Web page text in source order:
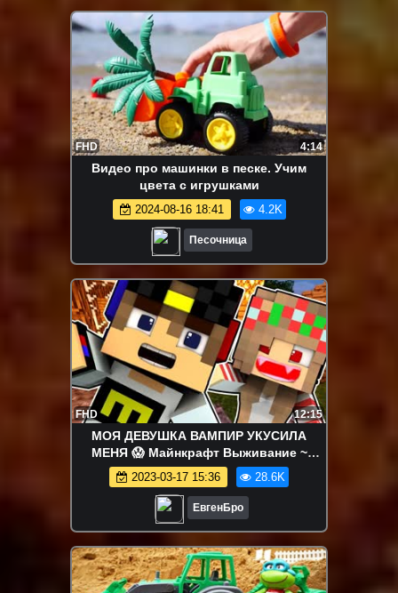
FHD 4:14
Видео про машинки в песке. Учим
цвета с игрушками
2024-08-16 18:41 4.2K
Песочница
FHD 12:15
МОЯ ДЕВУШКА ВАМПИР УКУСИЛА
МЕНЯ 😱 Майнкрафт Выживание ~
троллинг нуба сериал minecraft
2023-03-17 15:36 28.6K
ЕвгенБро